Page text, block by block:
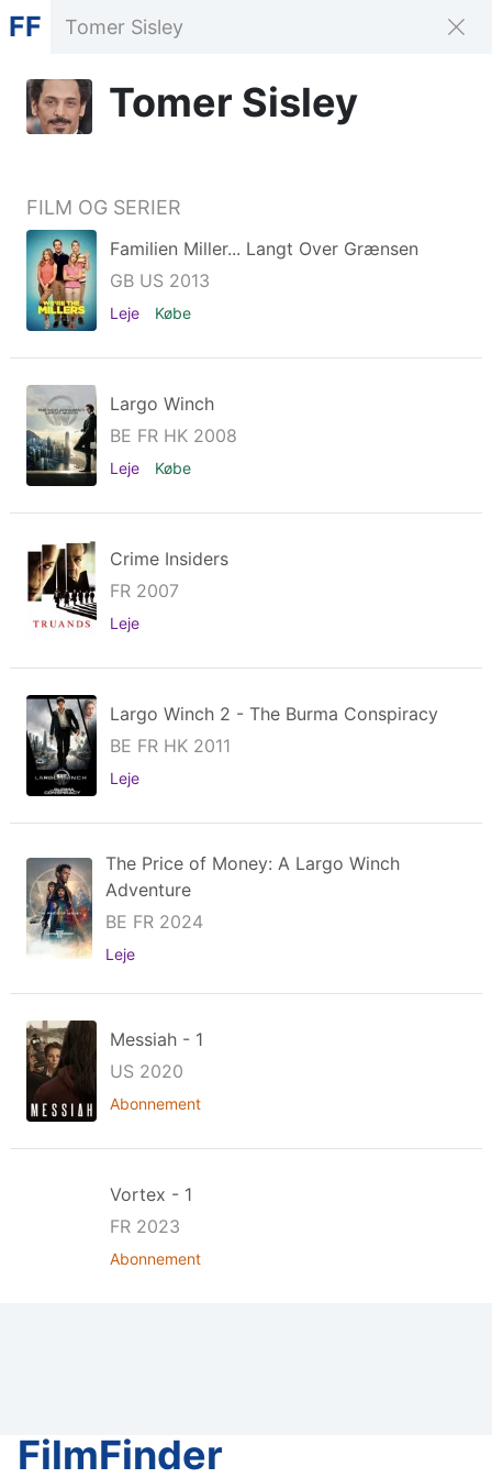
FF
Tomer Sisley
FILM OG SERIER
Familien Miller... Langt Over Grænsen
GB US 2013
Leje Købe
Largo Winch
BE FR HK 2008
Leje Købe
Crime Insiders
FR 2007
Leje
Largo Winch 2 - The Burma Conspiracy
BE FR HK 2011
Leje
The Price of Money: A Largo Winch
Adventure
BE FR 2024
Leje
Messiah - 1
US 2020
Abonnement
Vortex - 1
FR 2023
Abonnement
FilmFinder